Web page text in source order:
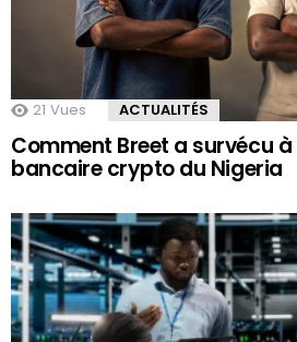
21 Vues ACTUALITÉS
Comment Breet a survécu
bancaire crypto du Nigeria